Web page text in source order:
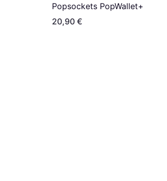
Popsockets PopWallet+
20,90 €